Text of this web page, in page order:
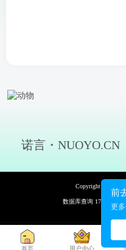
前
更
诺言・NUOYO.CN
Copyright © 2026
数据库查询 17次 页面
首页 用户中心